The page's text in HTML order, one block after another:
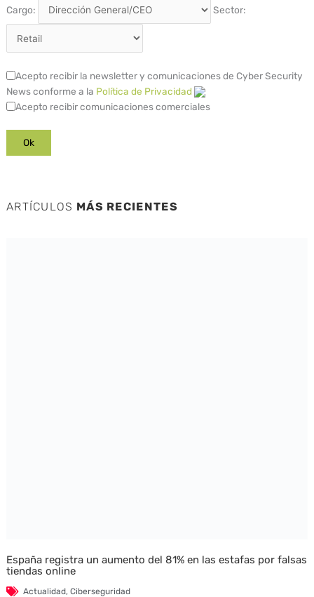
Cargo: Sector:
Acepto recibir la newsletter y comunicaciones de Cyber Security
News conforme a la Política de Privacidad
Acepto recibir comunicaciones comerciales
ARTÍCULOS MÁS RECIENTES
España registra un aumento del 81% en las estafas por falsas
tiendas online
Actualidad, Ciberseguridad